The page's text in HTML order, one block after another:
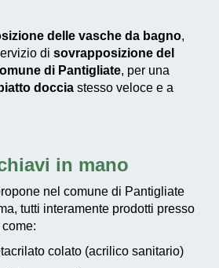
delle vasche da bagno,
di sovrapposizione del
di Pantigliate, per una
doccia stesso veloce e a
in mano
nel comune di Pantigliate
tutti interamente prodotti presso
colato (acrilico sanitario)